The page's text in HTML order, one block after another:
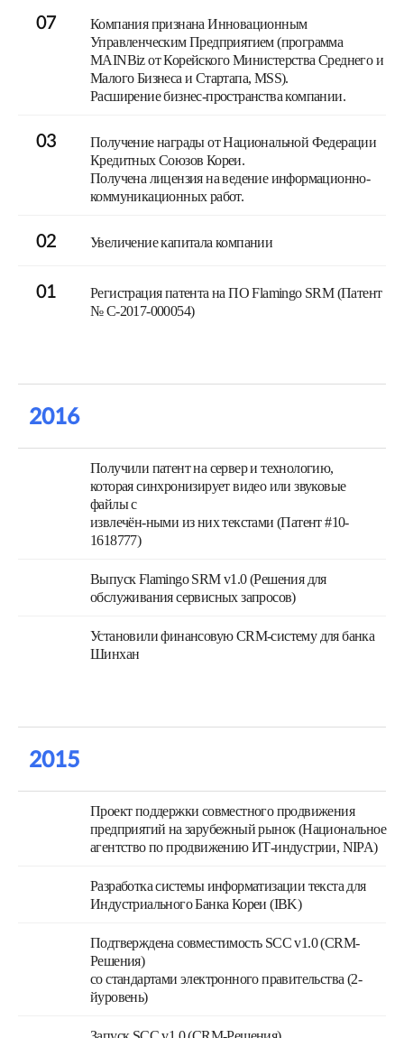
07
Компания признана Инновационным
Управленческим Предприятием (программа
MAINBiz от Корейского Министерства Среднего и
Малого Бизнеса и Стартапа, MSS).
Расширение бизнес-пространства компании.
03
Получение награды от Национальной Федерации
Кредитных Союзов Кореи.
Получена лицензия на ведение информационно-
коммуникационных работ.
02 Увеличение капитала компании
01
Регистрация патента на ПО Flamingo SRM (Патент
№ C-2017-000054)
2016
Получили патент на сервер и технологию,
которая синхронизирует видео или звуковые
файлы с
извлечён-ными из них текстами (Патент #10-
1618777)
Выпуск Flamingo SRM v1.0 (Решения для
обслуживания сервисных запросов)
Установили финансовую CRM-систему для банка
Шинхан
2015
Проект поддержки совместного продвижения
предприятий на зарубежный рынок (Национальное
агентство по продвижению ИТ-индустрии, NIPA)
Разработка системы информатизации текста для
Индустриального Банка Кореи (IBK)
Подтверждена совместимость SCC v1.0 (CRM-
Решения)
со стандартами электронного правительства (2-
йуровень)